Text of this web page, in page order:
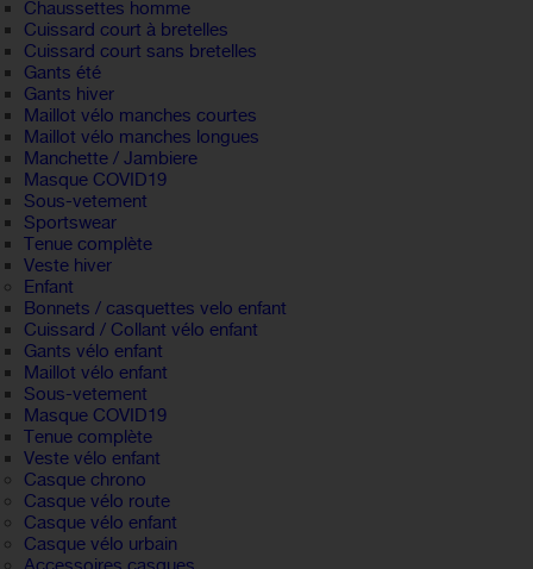
Chaussettes homme
Cuissard court à bretelles
Cuissard court sans bretelles
Gants été
Gants hiver
Maillot vélo manches courtes
Maillot vélo manches longues
Manchette / Jambiere
Masque COVID19
Sous-vetement
Sportswear
Tenue complète
Veste hiver
Enfant
Bonnets / casquettes velo enfant
Cuissard / Collant vélo enfant
Gants vélo enfant
Maillot vélo enfant
Sous-vetement
Masque COVID19
Tenue complète
Veste vélo enfant
Casque chrono
Casque vélo route
Casque vélo enfant
Casque vélo urbain